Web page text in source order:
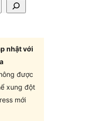
nhật với
được
xung đột
mới